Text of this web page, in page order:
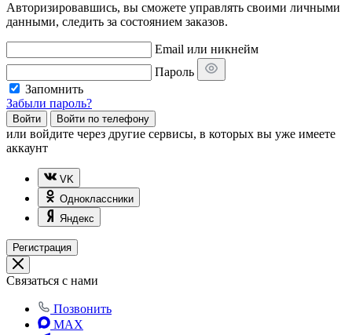
Авторизировавшись, вы сможете управлять своими личными
данными, следить за состоянием заказов.
Email или никнейм
Пароль
Запомнить
Забыли пароль?
Войти Войти по телефону
или войдите через другие сервисы, в которых вы уже имеете
аккаунт
VK
Одноклассники
Яндекс
Регистрация
Связаться с нами
Позвонить
MAX